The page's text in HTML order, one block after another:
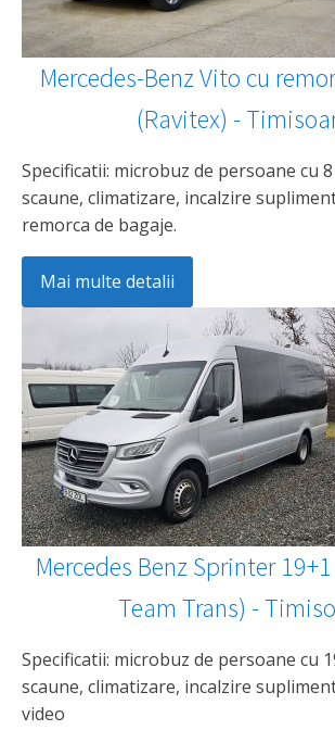
Mercedes-Benz Vito cu
(Ravitex) -
Specificatii: microbuz de persoane cu
scaune, climatizare, incalzire
remorca de bagaje.
Mai multe detalii
Mercedes Benz Sprinter
Team Trans) -
Specificatii: microbuz de persoane cu
scaune, climatizare, incalzire
video